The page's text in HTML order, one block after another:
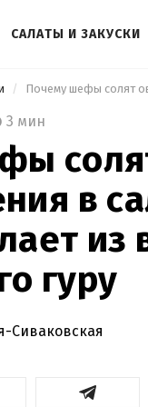
САЛАТЫ И ЗАКУСКИ
3 мин
в
из
гуру
Сиваковская